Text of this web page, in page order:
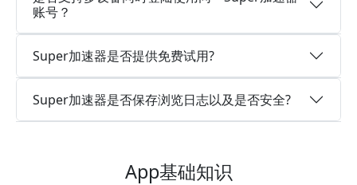
账号？
Super加速器是否提供免费试用?
Super加速器是否保存浏览日志以及是否安全?
App基础知识